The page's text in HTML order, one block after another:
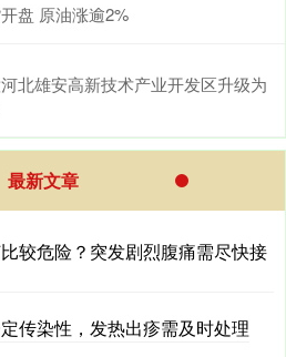
盘 原油涨逾2%
北雄安高新技术产业开发区升级为
最新文章
较危险？突发剧烈腹痛需尽快接
传染性，发热出疹需及时处理